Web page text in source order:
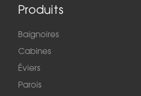
Produits
Baignoires
Cabines
Éviers
Parois